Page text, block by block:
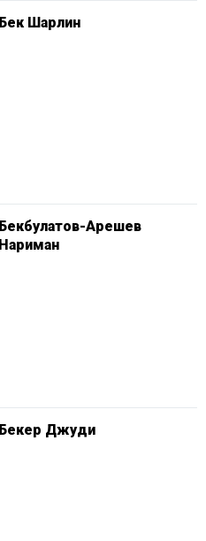
Бек Шарлин
Бекбулатов-Арешев
Нариман
Бекер Джуди